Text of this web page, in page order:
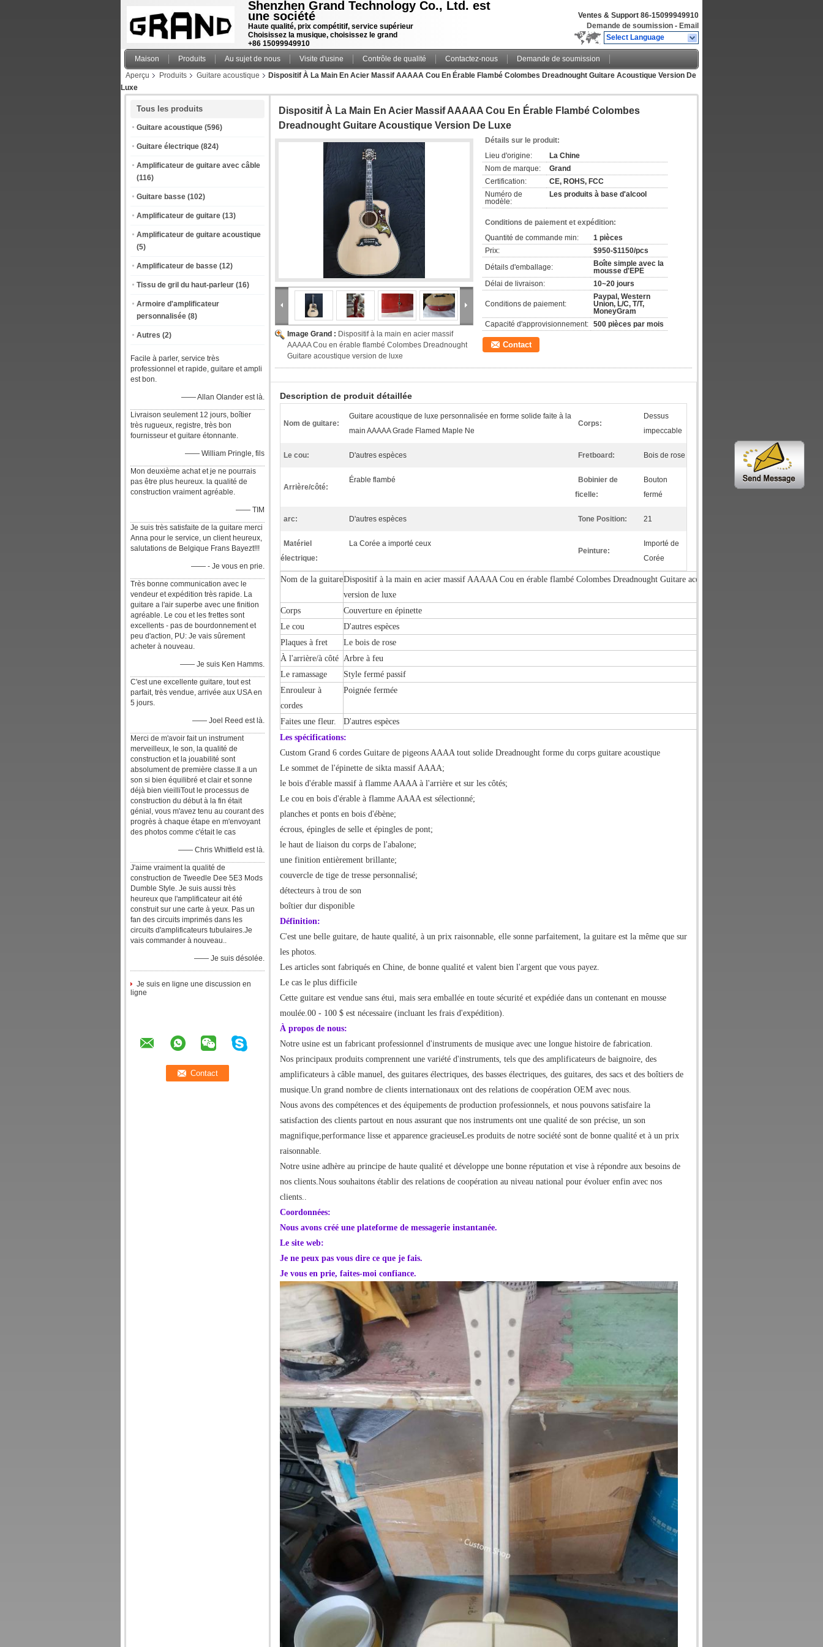
Shenzhen Grand Technology Co., Ltd. est
une société
Haute qualité, prix compétitif, service supérieur
Choisissez la musique, choisissez le grand
+86 15099949910
Ventes & Support 86-15099949910
Demande de soumission - Email
Select Language
Maison Produits Au sujet de nous Visite d'usine Contrôle de qualité Contactez-nous
Demande de soumission
Aperçu
Produits Guitare acoustique
Dispositif À La Main En Acier Massif AAAAA Cou En Érable Flambé Colombes Dreadnought Guitare Acoustique Version De
Luxe
Tous les produits
Guitare acoustique (596)
Guitare électrique (824)
Amplificateur de guitare avec câble
(116)
Guitare basse (102)
Amplificateur de guitare (13)
Amplificateur de guitare acoustique
(5)
Amplificateur de basse (12)
Tissu de gril du haut-parleur (16)
Armoire d'amplificateur
personnalisée (8)
Autres (2)
Facile à parler, service très
professionnel et rapide, guitare et ampli
est bon.
—— Allan Olander est là.
Livraison seulement 12 jours, boîtier
très rugueux, registre, très bon
fournisseur et guitare étonnante.
—— William Pringle, fils
Mon deuxième achat et je ne pourrais
pas être plus heureux. la qualité de
construction vraiment agréable.
—— TIM
Je suis très satisfaite de la guitare merci
Anna pour le service, un client heureux,
salutations de Belgique Frans Bayezt!!!
—— - Je vous en prie.
Très bonne communication avec le
vendeur et expédition très rapide. La
guitare a l'air superbe avec une finition
agréable. Le cou et les frettes sont
excellents - pas de bourdonnement et
peu d'action, PU: Je vais sûrement
acheter à nouveau.
—— Je suis Ken Hamms.
C'est une excellente guitare, tout est
parfait, très vendue, arrivée aux USA en
5 jours.
—— Joel Reed est là.
Merci de m'avoir fait un instrument
merveilleux, le son, la qualité de
construction et la jouabilité sont
absolument de première classe.Il a un
son si bien équilibré et clair et sonne
déjà bien vieilliTout le processus de
construction du début à la fin était
génial, vous m'avez tenu au courant des
progrès à chaque étape en m'envoyant
des photos comme c'était le cas
—— Chris Whitfield est là.
J'aime vraiment la qualité de
construction de Tweedle Dee 5E3 Mods
Dumble Style. Je suis aussi très
heureux que l'amplificateur ait été
construit sur une carte à yeux. Pas un
fan des circuits imprimés dans les
circuits d'amplificateurs tubulaires.Je
vais commander à nouveau..
—— Je suis désolée.
Je suis en ligne une discussion en
ligne
Dispositif À La Main En Acier Massif AAAAA Cou En Érable Flambé Colombes
Dreadnought Guitare Acoustique Version De Luxe
Image Grand : Dispositif à la main en acier massif
AAAAA Cou en érable flambé Colombes Dreadnought
Guitare acoustique version de luxe
Détails sur le produit:
Lieu d'origine:
La Chine
Nom de marque:
Grand
Certification:
CE, ROHS, FCC
Numéro de
modèle:
Les produits à base d'alcool
Conditions de paiement et expédition:
Quantité de commande min:
1 pièces
Prix:
$950-$1150/pcs
Détails d'emballage:
Boîte simple avec la
mousse d'EPE
Délai de livraison:
10~20 jours
Conditions de paiement:
Paypal, Western
Union, L/C, T/T,
MoneyGram
Capacité d'approvisionnement: 500 pièces par mois
Contact
Description de produit détaillée
Nom de guitare:
Guitare acoustique de luxe personnalisée en forme solide faite à la
main AAAAA Grade Flamed Maple Ne
Corps:
Dessus
impeccable
Le cou: D'autres espèces Fretboard: Bois de rose
Arrière/côté:
Érable flambé
Bobinier de
ficelle:
Bouton
fermé
arc: D'autres espèces Tone Position: 21
Matériel
électrique:
La Corée a importé ceux
Peinture:
Importé de
Corée
Nom de la guitareDispositif à la main en acier massif AAAAA Cou en érable flambé Colombes Dreadnought Guitare acoustique
version de luxe
Corps
Couverture en épinette
Le cou
D'autres espèces
Plaques à fret
Le bois de rose
À l'arrière/à côté Arbre à feu
Le ramassage
Style fermé passif
Enrouleur à
cordes
Poignée fermée
Faites une fleur.
D'autres espèces
Les spécifications:
Custom Grand 6 cordes Guitare de pigeons AAAA tout solide Dreadnought forme du corps guitare acoustique
Le sommet de l'épinette de sikta massif AAAA;
le bois d'érable massif à flamme AAAA à l'arrière et sur les côtés;
Le cou en bois d'érable à flamme AAAA est sélectionné;
planches et ponts en bois d'ébène;
écrous, épingles de selle et épingles de pont;
le haut de liaison du corps de l'abalone;
une finition entièrement brillante;
couvercle de tige de tresse personnalisé;
détecteurs à trou de son
boîtier dur disponible
Définition:
C'est une belle guitare, de haute qualité, à un prix raisonnable, elle sonne parfaitement, la guitare est la même que sur
les photos.
Les articles sont fabriqués en Chine, de bonne qualité et valent bien l'argent que vous payez.
Le cas le plus difficile
Cette guitare est vendue sans étui, mais sera emballée en toute sécurité et expédiée dans un contenant en mousse
moulée.00 - 100 $ est nécessaire (incluant les frais d'expédition).
À propos de nous:
Notre usine est un fabricant professionnel d'instruments de musique avec une longue histoire de fabrication.
Nos principaux produits comprennent une variété d'instruments, tels que des amplificateurs de baignoire, des
amplificateurs à câble manuel, des guitares électriques, des basses électriques, des guitares, des sacs et des boîtiers de
musique.Un grand nombre de clients internationaux ont des relations de coopération OEM avec nous.
Nous avons des compétences et des équipements de production professionnels, et nous pouvons satisfaire la
satisfaction des clients partout en nous assurant que nos instruments ont une qualité de son précise, un son
magnifique,performance lisse et apparence gracieuseLes produits de notre société sont de bonne qualité et à un prix
raisonnable.
Notre usine adhère au principe de haute qualité et développe une bonne réputation et vise à répondre aux besoins de
nos clients.Nous souhaitons établir des relations de coopération au niveau national pour évoluer enfin avec nos
clients..
Coordonnées:
Nous avons créé une plateforme de messagerie instantanée.
Le site web:
Je ne peux pas vous dire ce que je fais.
Je vous en prie, faites-moi confiance.